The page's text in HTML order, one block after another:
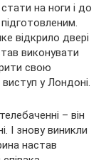
на ноги і до
відкрило двері
виконувати
свою
у Лондоні.
– він
І знову виникли
настав